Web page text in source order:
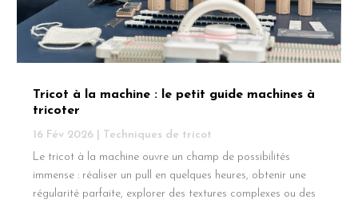
Tricot à la machine : le petit guide machines à
tricoter
16 Fév 2026
Techniques de tricot
Le tricot à la machine ouvre un champ de possibilités
immense : réaliser un pull en quelques heures, obtenir une
régularité parfaite, explorer des textures complexes ou des